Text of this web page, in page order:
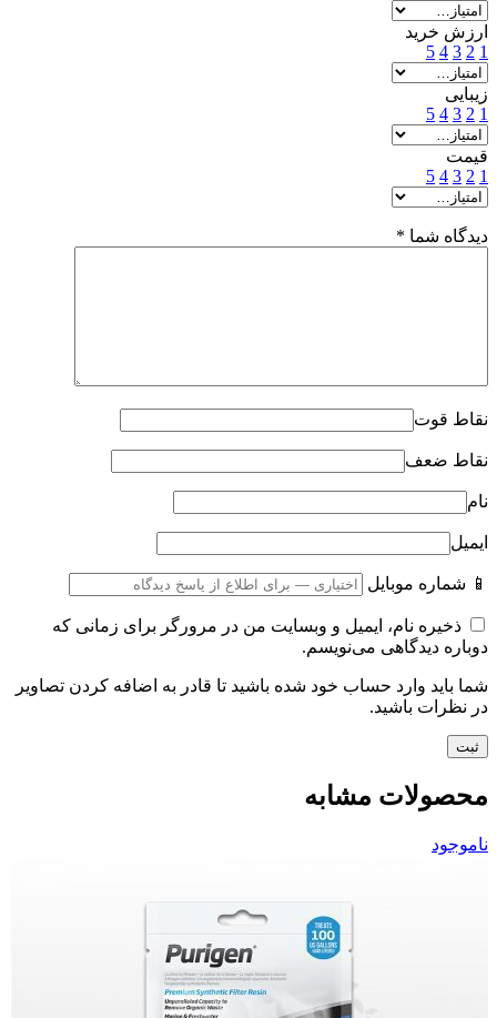
ارزش خرید
1
2
3
4
5
زیبایی
1
2
3
4
5
قیمت
1
2
3
4
5
دیدگاه شما *
نقاط قوت
نقاط ضعف
نام
ایمیل
📱 شماره موبایل
ذخیره نام، ایمیل و وبسایت من در مرورگر برای زمانی که
دوباره دیدگاهی می‌نویسم.
شما باید وارد حساب خود شده باشید تا قادر به اضافه کردن تصاویر
در نظرات باشید.
محصولات مشابه
ناموجود